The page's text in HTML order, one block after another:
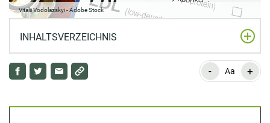
Vitalii Vodolazskyi - Adobe Stock
INHALTSVERZEICHNIS
Der HDL-Wert im Überblick - Aa +